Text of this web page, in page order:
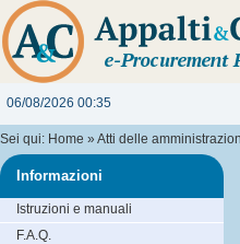
06/08/2026 00:35
Sei qui: Home » Atti delle
Informazioni
Istruzioni e manuali
F.A.Q.